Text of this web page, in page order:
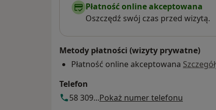
Płatność online akceptowana
Oszczędź swój czas przed wizytą.
Metody płatności (wizyty prywatne)
Płatność online akceptowana
Telefon
58 309...Pokaż numer telefonu